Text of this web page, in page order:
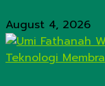
August 4, 2026